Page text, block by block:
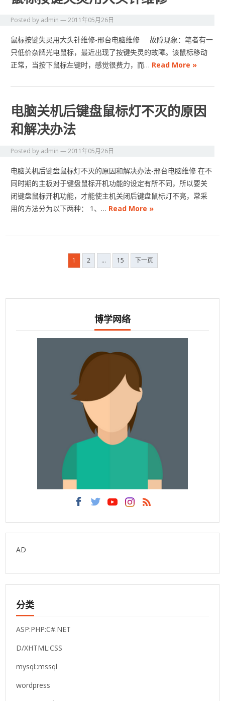
Posted by admin —2011年05月26日
鼠标按键失灵用大头针维修-邢台电脑维修 故障现象：笔者有一
只低价杂牌光电鼠标，最近出现了按键失灵的故障。该鼠标移动
正常，当按下鼠标左键时，感觉很费力，而… Read More »
电脑关机后键盘鼠标灯不灭的原因
和解决办法
Posted by admin —2011年05月26日
电脑关机后键盘鼠标灯不灭的原因和解决办法-邢台电脑维修 在不
同时期的主板对于键盘鼠标开机功能的设定有所不同，所以要关
闭键盘鼠标开机功能，才能使主机关闭后键盘鼠标灯不亮，常采
用的方法分为以下两种： 1、… Read More »
1 2 … 15 下一页
博学网络
AD
分类
ASP:PHP:C#.NET
D/XHTML:CSS
mysql::mssql
wordpress